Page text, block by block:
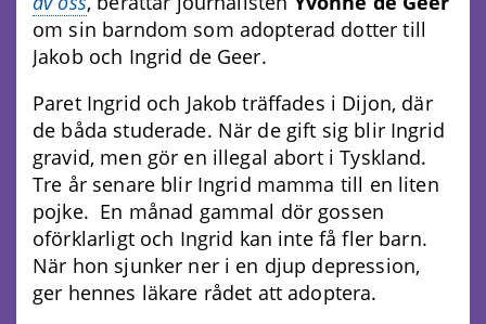
om sin barndom som adopterad dotter till
Jakob och Ingrid de Geer.
Paret Ingrid och Jakob träffades i Dijon, där
de båda studerade. När de gift sig blir Ingrid
gravid, men gör en illegal abort i Tyskland.
Tre år senare blir Ingrid mamma till en liten
pojke. En månad gammal dör gossen
oförklarligt och Ingrid kan inte få fler barn.
När hon sjunker ner i en djup depression,
ger hennes läkare rådet att adoptera.